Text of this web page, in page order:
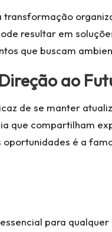
resultar em
que buscam
ao
de se manter
que compartilham
oportunidades é a
para